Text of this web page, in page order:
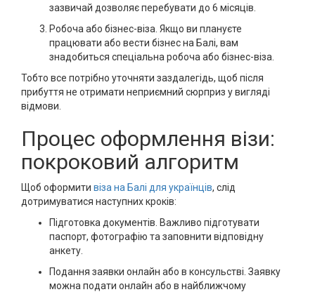
зазвичай дозволяє перебувати до 6 місяців.
Робоча або бізнес-віза. Якщо ви плануєте
працювати або вести бізнес на Балі, вам
знадобиться спеціальна робоча або бізнес-віза.
Тобто все потрібно уточняти заздалегідь, щоб після
прибуття не отримати неприємний сюрприз у вигляді
відмови.
Процес оформлення візи:
покроковий алгоритм
Щоб оформити віза на Балі для українців, слід
дотримуватися наступних кроків:
Підготовка документів. Важливо підготувати
паспорт, фотографію та заповнити відповідну
анкету.
Подання заявки онлайн або в консульстві. Заявку
можна подати онлайн або в найближчому